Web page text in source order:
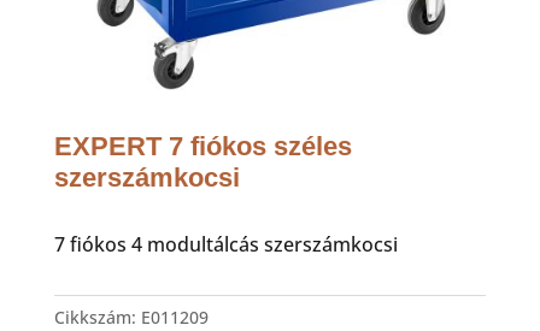
EXPERT 7 fiókos széles
szerszámkocsi
7 fiókos 4 modultálcás szerszámkocsi
Cikkszám: E011209